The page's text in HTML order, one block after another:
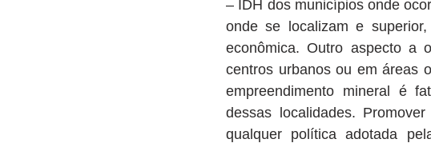
– IDH dos municípios onde
onde se localizam e
econômica. Outro aspecto a
centros urbanos ou em áreas
empreendimento mineral é
dessas localidades.
qualquer política adotada